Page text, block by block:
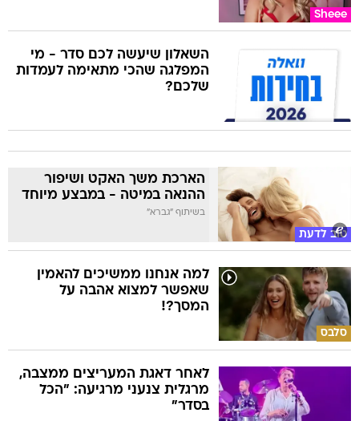
Sheee
השאלון שיעשה לכם סדר - מי
המפלגה שהכי מתאימה לעמדות
שלכם?
טוב לדעת
הארכת משך האקט ושיפור
ההנאה במיטה - במבצע מיוחד
בשיתוף "גברא"
סלבס
למה אנחנו ממשיכים להאמין
שאפשר למצוא אהבה על
המסך?!
לאחר דאגת המעריצים ממצבה,
מרגלית צנעני מרגיעה: "הכל
בסדר"